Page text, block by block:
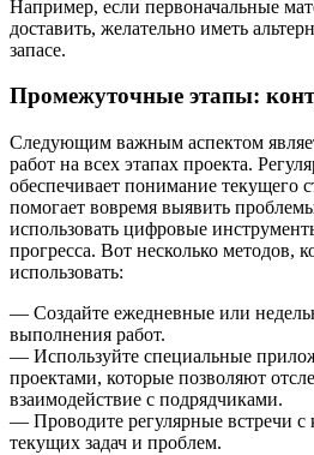
Например, если первоначальные
доставить, желательно иметь
запасе.
Промежуточные этапы:
Следующим важным аспектом
работ на всех этапах проекта.
обеспечивает понимание текущего
помогает вовремя выявить
использовать цифровые
прогресса. Вот несколько методов,
использовать:
— Создайте ежедневные или
выполнения работ.
— Используйте специальные
проектами, которые позволяют
взаимодействие с подрядчиками.
— Проводите регулярные встречи с
текущих задач и проблем.